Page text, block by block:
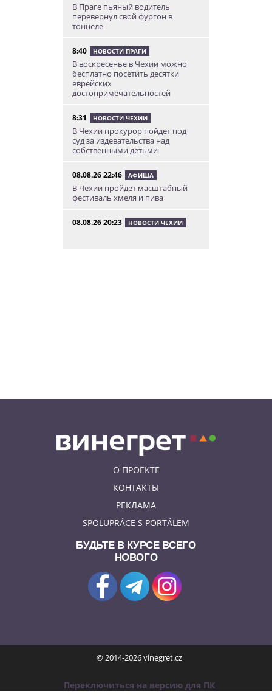
В Праге пьяный водитель
перевернул свой фургон в
тоннеле
8:40 НОВОСТИ ПРАГИ
В воскресенье в Чехии можно
бесплатно посетить десятки
еврейских
достопримечательностей
8:31 НОВОСТИ ЧЕХИИ
В Чехии прокурор пойдет под
суд за издевательства над
собственными детьми
08.08.26 22:46 АФИША
В Чехии пройдет масштабный
фестиваль хмеля и пива
08.08.26 20:23 НОВОСТИ ЧЕХИИ
О ПРОЕКТЕ
КОНТАКТЫ
РЕКЛАМА
SPOLUPRÁCE S PORTÁLEM
БУДЬТЕ В КУРСЕ ВСЕГО
НОВОГО
© 2014-2026 vinegret.cz
Переключиться на версию для ПК